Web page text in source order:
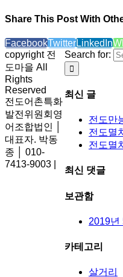
Share This Post With
FacebookTwitterLinkedIn
Search for:
최신 글
전도만
전도멸
전도멸치
최신 댓글
보관함
2019년
카테고리
살거리
copyright 전
도마을 All
Rights
Reserved
전도어촌특화
발전위원회영
어조합법인 │
대표자. 박동
종 │ 010-
7413-9003 |